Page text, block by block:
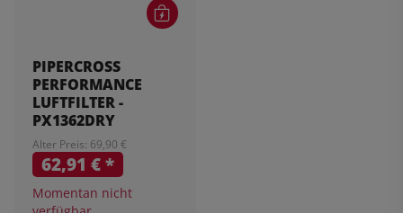
PIPERCROSS
PERFORMANCE
LUFTFILTER -
PX1362DRY
Alter Preis: 69,90 €
62,91 €*
Momentan nicht